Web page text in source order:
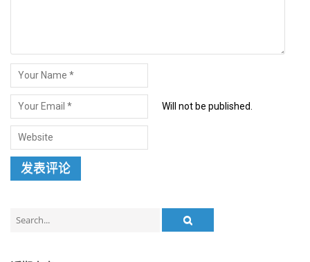
Will not be published.
for: